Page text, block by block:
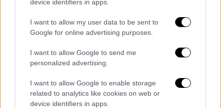
device identifiers in apps.
I want to allow my user data to be sent to
Google for online advertising purposes.
I want to allow Google to send me
personalized advertising.
I want to allow Google to enable storage
related to analytics like cookies on web or
device identifiers in apps.
προσωπικότητες που ξεχώρισαν το 2019 θα
στείλουν τις δικές τους ευχές στους
τηλεθεατές του OPEN.
Special guest του Νίκου Κοκλώνη, ο
μεγάλοςΜάκης Χριστοδουλόπουλος
μας ταξιδέψει μουσικά μέσα από αγαπημένα
λαϊκά τραγούδια.